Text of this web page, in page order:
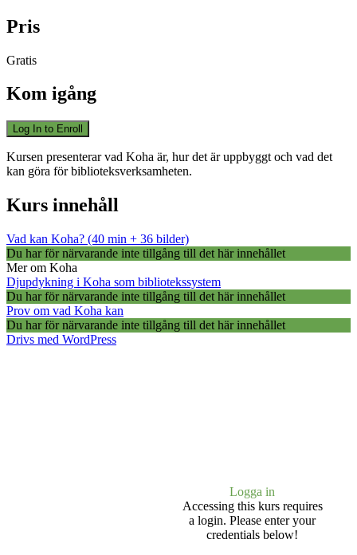
Pris
Gratis
Kom igång
Log In to Enroll
Kursen presenterar vad Koha är, hur det är uppbyggt och vad det
kan göra för biblioteksverksamheten.
Kurs innehåll
Vad kan Koha? (40 min + 36 bilder)
Du har för närvarande inte tillgång till det här innehållet
Mer om Koha
Djupdykning i Koha som bibliotekssystem
Du har för närvarande inte tillgång till det här innehållet
Prov om vad Koha kan
Du har för närvarande inte tillgång till det här innehållet
Drivs med WordPress
Logga in
Accessing this kurs requires
a login. Please enter your
credentials below!